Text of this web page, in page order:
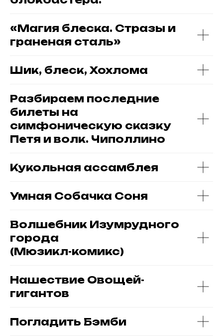
«Магия блеска. Стразы и
граненая сталь»
Шик, блеск, Хохлома
Разбираем последние
билеты на
симфоническую сказку
Петя и волк. Чиполлино
Кукольная ассамблея
Умная Собачка Соня
Волшебник Изумрудного
города
(Мюзикл-комикс)
Нашествие Овощей-
гигантов
Погладить Бэмби
Детский Университет
Олимпия
мероприятиях
Политика конфиденциальности
Документы
Блог
ИНН: 7731257903, КПП: 773101001